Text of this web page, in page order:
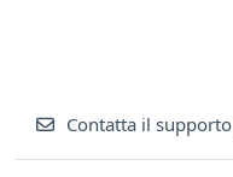
Contatta il supporto